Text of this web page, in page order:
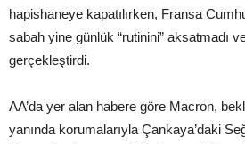
hapishaneye kapatılırken, Fransa
sabah yine günlük “rutinini” aksatmadı
gerçekleştirdi.
AA’da yer alan habere göre Macron,
yanında korumalarıyla Çankaya’daki